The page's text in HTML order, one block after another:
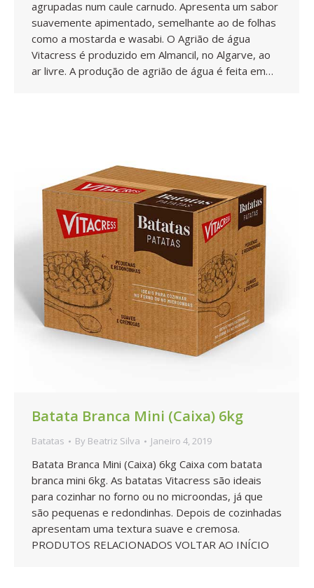
agrupadas num caule carnudo. Apresenta um sabor
suavemente apimentado, semelhante ao de folhas
como a mostarda e wasabi. O Agrião de água
Vitacress é produzido em Almancil, no Algarve, ao
ar livre. A produção de agrião de água é feita em…
Batata Branca Mini (Caixa) 6kg
Batatas By Beatriz Silva Janeiro 4, 2019
Batata Branca Mini (Caixa) 6kg Caixa com batata
branca mini 6kg. As batatas Vitacress são ideais
para cozinhar no forno ou no microondas, já que
são pequenas e redondinhas. Depois de cozinhadas
apresentam uma textura suave e cremosa.
PRODUTOS RELACIONADOS VOLTAR AO INÍCIO